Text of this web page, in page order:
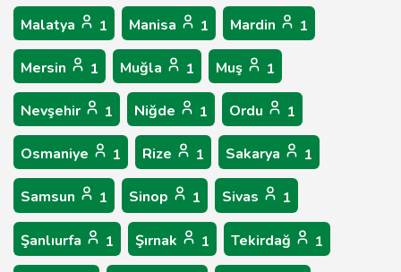
Malatya 1 Manisa 1 Mardin 1
Mersin 1 Muğla 1 Muş 1
Nevşehir 1 Niğde 1 Ordu 1
Osmaniye 1 Rize 1 Sakarya 1
Samsun 1 Sinop 1 Sivas 1
Şanlıurfa 1 Şırnak 1 Tekirdağ 1